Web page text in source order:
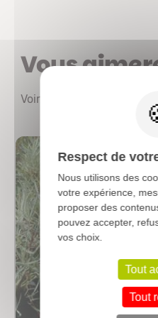
Vous
Voir les autres produits
Respect de
Nous utilisons des
votre expérience,
proposer des
pouvez accepter,
vos choix.
Tout
Tout